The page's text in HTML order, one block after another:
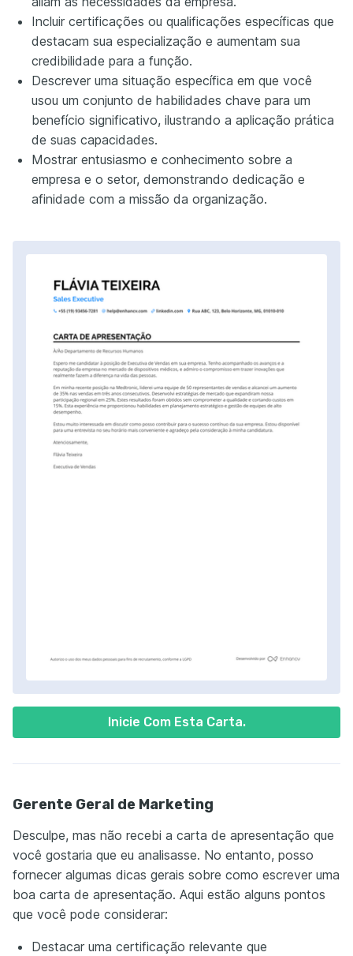
Inicie Com Esta Carta.
Incluir certificações ou qualificações específicas que
destacam sua especialização e aumentam sua
credibilidade para a função.
Descrever uma situação específica em que você
usou um conjunto de habilidades chave para um
benefício significativo, ilustrando a aplicação prática
de suas capacidades.
Mostrar entusiasmo e conhecimento sobre a
empresa e o setor, demonstrando dedicação e
afinidade com a missão da organização.
Gerente Geral de Marketing
Desculpe, mas não recebi a carta de apresentação que
você gostaria que eu analisasse. No entanto, posso
fornecer algumas dicas gerais sobre como escrever uma
boa carta de apresentação. Aqui estão alguns pontos
que você pode considerar:
Destacar uma certificação relevante que